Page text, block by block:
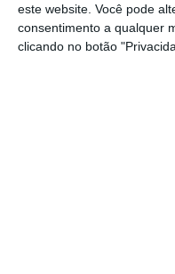
este website. Você pode
consentimento a qualquer
clicando no botão
Os cartões de
do total (334,7